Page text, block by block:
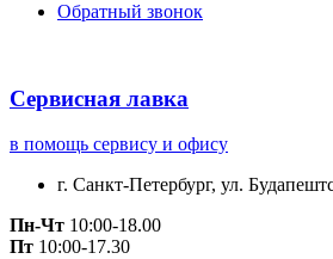
Обратный звонок
Сервисная лавка
в помощь сервису и офису
г. Санкт-Петербург, ул.
Пн-Чт 10:00-18.00
Пт 10:00-17.30